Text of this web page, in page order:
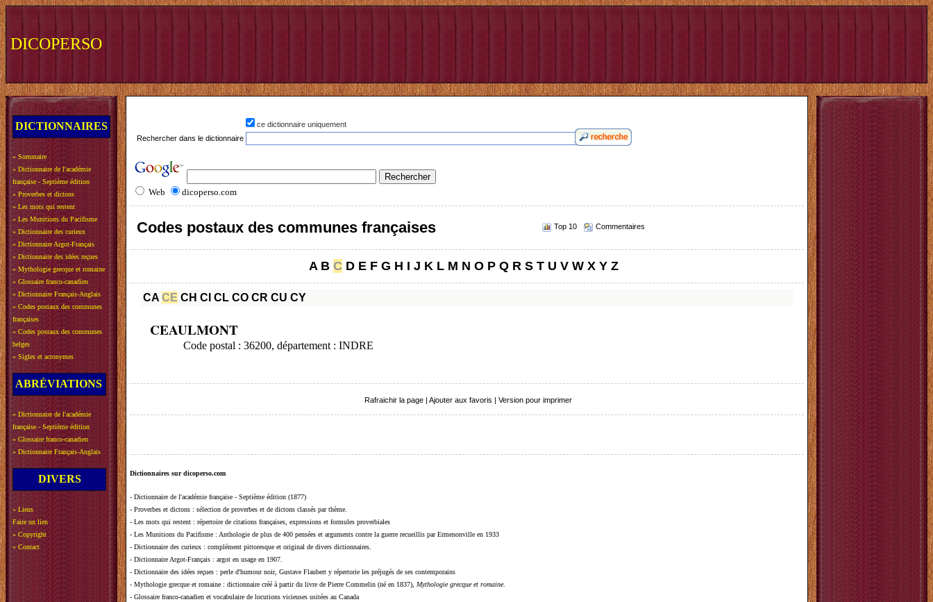
DICOPERSO
DICTIONNAIRES
» Sommaire
» Dictionnaire de l'académie
française - Septième édition
» Proverbes et dictons
» Les mots qui restent
» Les Munitions du Pacifisme
» Dictionnaire des curieux
» Dictionnaire Argot-Français
» Dictionnaire des idées reçues
» Mythologie grecque et romaine
» Glossaire franco-canadien
» Dictionnaire Français-Anglais
» Codes postaux des communes
françaises
» Codes postaux des communes
belges
» Sigles et acronymes
ABRÉVIATIONS
» Dictionnaire de l'académie
française - Septième édition
» Glossaire franco-canadien
» Dictionnaire Français-Anglais
DIVERS
» Liens
Faire un lien
» Copyright
» Contact
ce dictionnaire uniquement
Rechercher dans le dictionnaire
Web dicoperso.com
Codes postaux des communes françaises Top 10 Commentaires
A B C D E F G H I J K L M N O P Q R S T U V W X Y Z
CA CE CH CI CL CO CR CU CY
CEAULMONT
Code postal : 36200, département : INDRE
Rafraichir la page | Ajouter aux favoris | Version pour imprimer
Dictionnaires sur dicoperso.com
- Dictionnaire de l'académie française - Septième édition (1877)
- Proverbes et dictons : sélection de proverbes et de dictons classés par thème.
- Les mots qui restent : répertoire de citations françaises, expressions et formules proverbiales
- Les Munitions du Pacifisme : Anthologie de plus de 400 pensées et arguments contre la guerre recueillis par Ermenonville en 1933
- Dictionnaire des curieux : complément pittoresque et original de divers dictionnaires.
- Dictionnaire Argot-Français : argot en usage en 1907.
- Dictionnaire des idées reçues : perle d'humour noir, Gustave Flaubert y répertorie les préjugés de ses contemporains
- Mythologie grecque et romaine : dictionnaire créé à partir du livre de Pierre Commelin (né en 1837), Mythologie grecque et romaine.
- Glossaire franco-canadien et vocabulaire de locutions vicieuses usitées au Canada